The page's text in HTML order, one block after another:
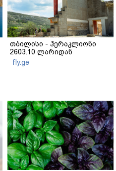
თბილისი - ჰერაკლიონი
2603.10 ლარიდან
fly.ge